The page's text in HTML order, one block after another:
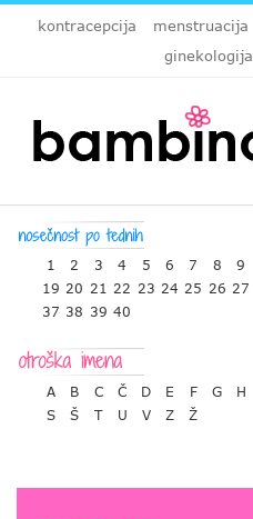
kontracepcija menstruacija
ginekologija
1 2 3 4 5 6 7 8 9
19 20 21 22 23 24 25 26 27
37 38 39 40
A B C Č D E F G H
S
Š T U V Z Ž